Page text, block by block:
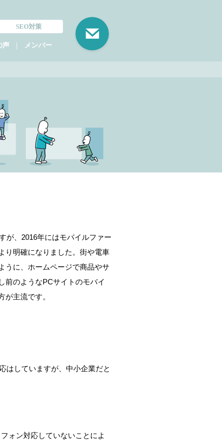
SEO対策
声 メンバー
が、2016年にはモバイルファー
り明確になりました。街や電車
うに、ホームページで商品やサ
前のようなPCサイトのモバイ
主流です。
はしていますが、中小企業だと
ォン対応していないことによ